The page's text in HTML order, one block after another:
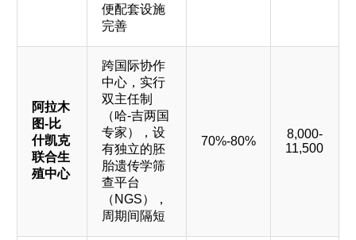
便配套设施
完善
阿拉木
图-比
什凯克
联合生
殖中心
跨国际协作
中心，实行
双主任制
（哈-吉两国
专家），设
有独立的胚
胎遗传学筛
查平台
（NGS），
周期间隔短
70%-80%
8,000-
11,500